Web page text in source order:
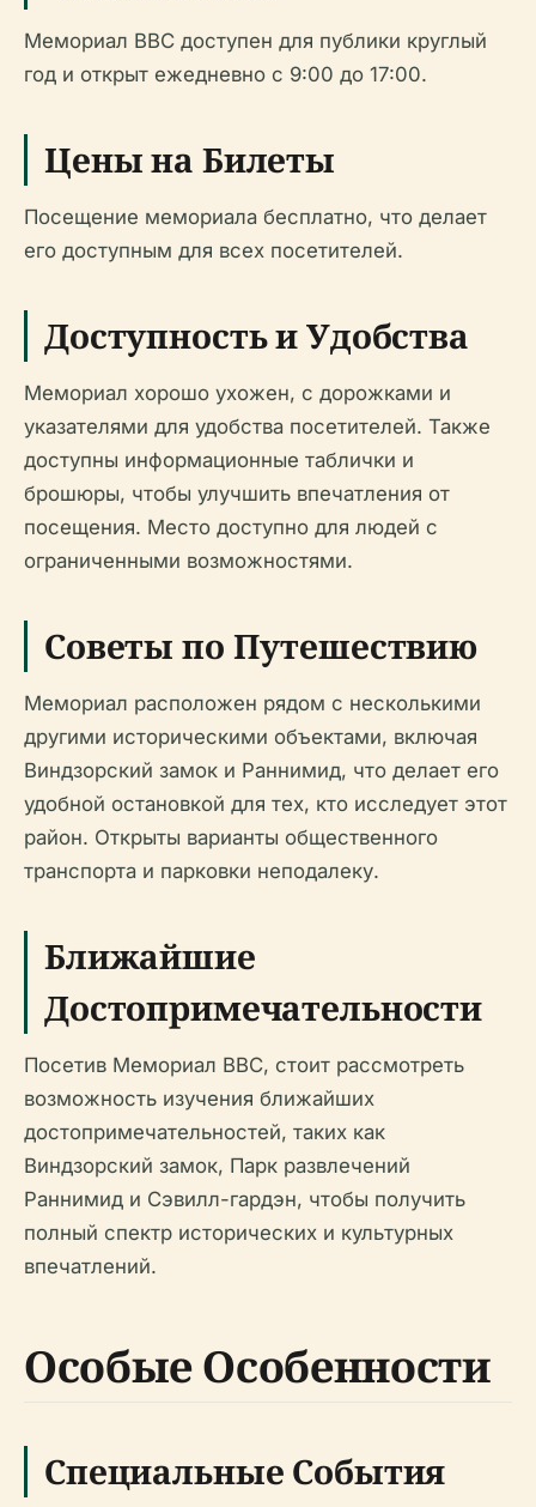
Мемориал ВВС доступен для публики круглый
год и открыт ежедневно с 9:00 до 17:00.
Цены на Билеты
Посещение мемориала бесплатно, что делает
его доступным для всех посетителей.
Доступность и Удобства
Мемориал хорошо ухожен, с дорожками и
указателями для удобства посетителей. Также
доступны информационные таблички и
брошюры, чтобы улучшить впечатления от
посещения. Место доступно для людей с
ограниченными возможностями.
Советы по Путешествию
Мемориал расположен рядом с несколькими
другими историческими объектами, включая
Виндзорский замок и Раннимид, что делает его
удобной остановкой для тех, кто исследует этот
район. Открыты варианты общественного
транспорта и парковки неподалеку.
Ближайшие
Достопримечательности
Посетив Мемориал ВВС, стоит рассмотреть
возможность изучения ближайших
достопримечательностей, таких как
Виндзорский замок, Парк развлечений
Раннимид и Сэвилл-гардэн, чтобы получить
полный спектр исторических и культурных
впечатлений.
Особые Особенности
Специальные События